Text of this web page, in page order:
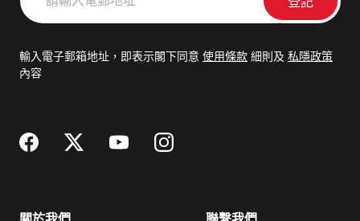
輸
郵
輸入電子郵箱地址，即表示閣下同意 使用條款 細則及 私隱政策
內容